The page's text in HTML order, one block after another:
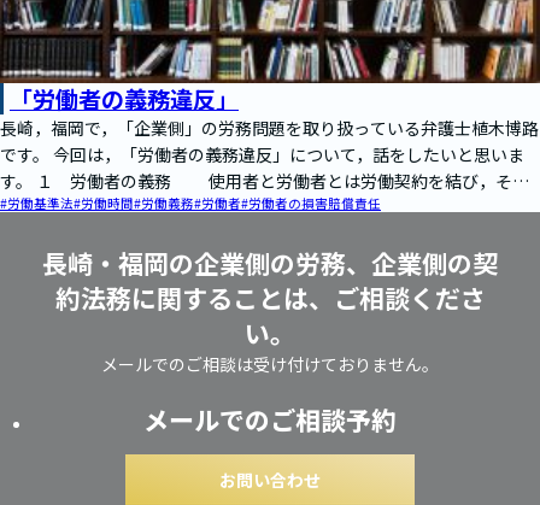
「労働者の義務違反」
長崎，福岡で，「企業側」の労務問題を取り扱っている弁護士植木博路
です。 今回は，「労働者の義務違反」について，話をしたいと思いま
す。 １ 労働者の義務 使用者と労働者とは労働契約を結び，それ
により…
#労働基準法#労働時間#労働義務#労働者#労働者の損害賠償責任
長崎・福岡の企業側の労務、企業側の契
約法務に関することは、ご相談くださ
い。
メールでのご相談は受け付けておりません。
メールでのご相談予約
お問い合わせ